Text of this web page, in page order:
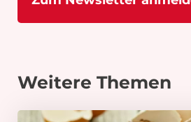
Weitere Themen